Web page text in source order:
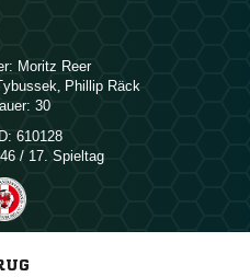
 
,  
30
610128
/ 17. Spieltag